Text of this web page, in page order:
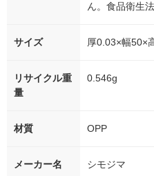
ん。食品衛生
サイズ 厚0.03×幅50×
リサイクル重
量
0.546g
材質 OPP
メーカー名 シモジマ